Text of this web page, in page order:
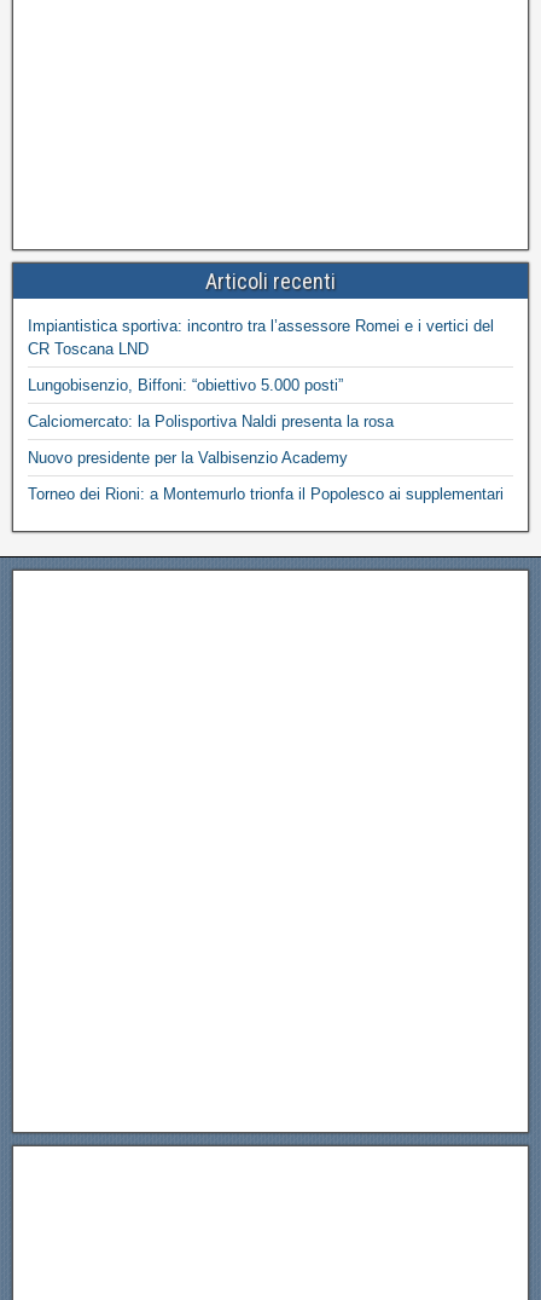
Articoli recenti
Impiantistica sportiva: incontro tra l’assessore Romei e i vertici del
CR Toscana LND
Lungobisenzio, Biffoni: “obiettivo 5.000 posti”
Calciomercato: la Polisportiva Naldi presenta la rosa
Nuovo presidente per la Valbisenzio Academy
Torneo dei Rioni: a Montemurlo trionfa il Popolesco ai supplementari